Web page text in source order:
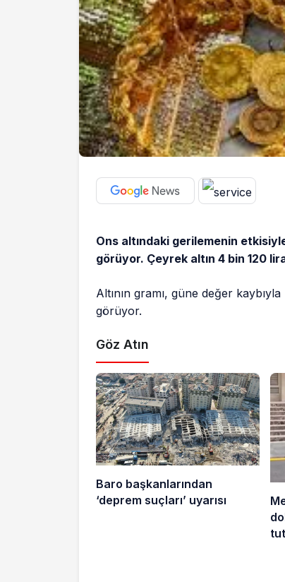
Ons altındaki gerilemenin
görüyor. Çeyrek altın 4 bin 120
Altının gramı, güne değer
görüyor.
Göz Atın
Baro başkanlarından
‘deprem suçları’ uyarısı